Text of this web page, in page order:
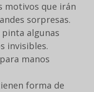
motivos que irán
sorpresas.
algunas
invisibles.
manos
forma de